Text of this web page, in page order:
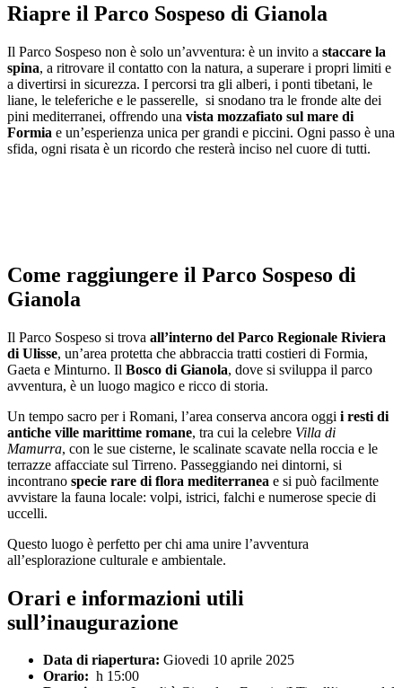
Riapre il Parco Sospeso di Gianola
Il Parco Sospeso non è solo un’avventura: è un invito a staccare la
spina, a ritrovare il contatto con la natura, a superare i propri limiti e
a divertirsi in sicurezza. I percorsi tra gli alberi, i ponti tibetani, le
liane, le teleferiche e le passerelle, si snodano tra le fronde alte dei
pini mediterranei, offrendo una vista mozzafiato sul mare di
Formia e un’esperienza unica per grandi e piccini. Ogni passo è una
sfida, ogni risata è un ricordo che resterà inciso nel cuore di tutti.
Come raggiungere il Parco Sospeso di
Gianola
Il Parco Sospeso si trova all’interno del Parco Regionale Riviera
di Ulisse, un’area protetta che abbraccia tratti costieri di Formia,
Gaeta e Minturno. Il Bosco di Gianola, dove si sviluppa il parco
avventura, è un luogo magico e ricco di storia.
Un tempo sacro per i Romani, l’area conserva ancora oggi i resti di
antiche ville marittime romane, tra cui la celebre Villa di
Mamurra, con le sue cisterne, le scalinate scavate nella roccia e le
terrazze affacciate sul Tirreno. Passeggiando nei dintorni, si
incontrano specie rare di flora mediterranea e si può facilmente
avvistare la fauna locale: volpi, istrici, falchi e numerose specie di
uccelli.
Questo luogo è perfetto per chi ama unire l’avventura
all’esplorazione culturale e ambientale.
Orari e informazioni utili
sull’inaugurazione
Data di riapertura: Giovedi 10 aprile 2025
Orario: h 15:00